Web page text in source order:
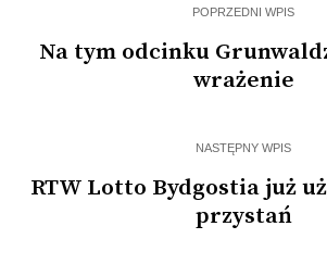
POPRZEDNI WPIS
Na tym odcinku
wrażenie
NASTĘPNY WPIS
RTW Lotto Bydgostia już
przystań